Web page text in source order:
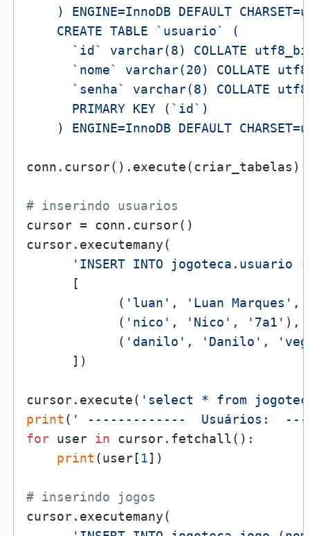
) ENGINE=InnoDB DEFAULT
    CREATE TABLE `usuario` (
`id` varchar(8) COLLATE
`nome` varchar(20) COLLATE
`senha` varchar(8) COLLATE
      PRIMARY KEY (`id`)
) ENGINE=InnoDB DEFAULT
conn.cursor().execute(criar_tabelas)
# inserindo usuarios
cursor = conn.cursor()
cursor.executemany(
'INSERT INTO jogoteca.usuario
      [
            (
'luan' , 'Luan Marques' ,
            (
'nico' , 'Nico' , '7a1' ),
            (
'danilo' , 'Danilo' ,
      ])
cursor.execute( 'select * from
print ( ' -------------  Usuários:
for user in cursor.fetchall():
print (user[ 1])
# inserindo jogos
cursor.executemany(